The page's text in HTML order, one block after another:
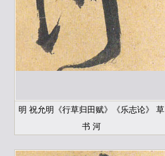
明 祝允明《行草归田赋》《乐志论》 草
书 河